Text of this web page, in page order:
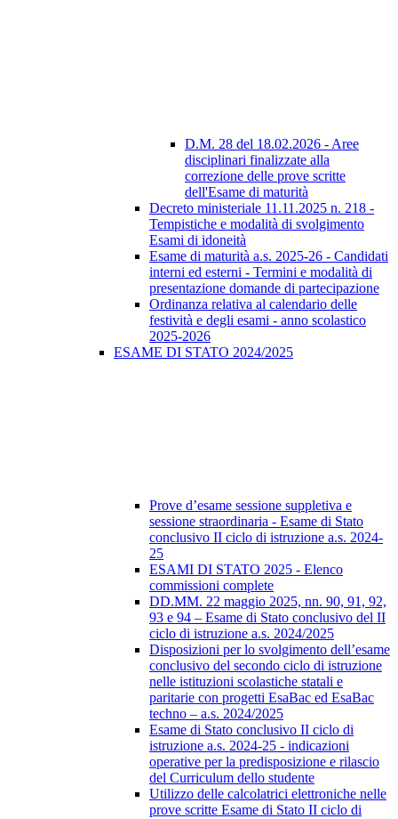
D.M. 28 del 18.02.2026 - Aree
disciplinari finalizzate alla
correzione delle prove scritte
dell'Esame di maturità
Decreto ministeriale 11.11.2025 n. 218 -
Tempistiche e modalità di svolgimento
Esami di idoneità
Esame di maturità a.s. 2025-26 - Candidati
interni ed esterni - Termini e modalità di
presentazione domande di partecipazione
Ordinanza relativa al calendario delle
festività e degli esami - anno scolastico
2025-2026
ESAME DI STATO 2024/2025
Prove d’esame sessione suppletiva e
sessione straordinaria - Esame di Stato
conclusivo II ciclo di istruzione a.s. 2024-
25
ESAMI DI STATO 2025 - Elenco
commissioni complete
DD.MM. 22 maggio 2025, nn. 90, 91, 92,
93 e 94 – Esame di Stato conclusivo del II
ciclo di istruzione a.s. 2024/2025
Disposizioni per lo svolgimento dell’esame
conclusivo del secondo ciclo di istruzione
nelle istituzioni scolastiche statali e
paritarie con progetti EsaBac ed EsaBac
techno – a.s. 2024/2025
Esame di Stato conclusivo II ciclo di
istruzione a.s. 2024-25 - indicazioni
operative per la predisposizione e rilascio
del Curriculum dello studente
Utilizzo delle calcolatrici elettroniche nelle
prove scritte Esame di Stato II ciclo di